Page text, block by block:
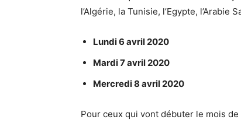
l’Algérie, la Tunisie, l’Egypte, l’Arabie
Lundi 6 avril 2020
Mardi 7 avril 2020
Mercredi 8 avril 2020
Pour ceux qui vont débuter le mois de